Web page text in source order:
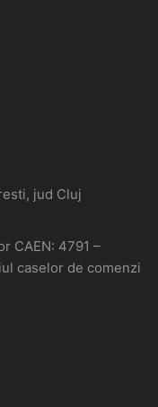
jud Cluj
CAEN: 4791 –
caselor de comenzi